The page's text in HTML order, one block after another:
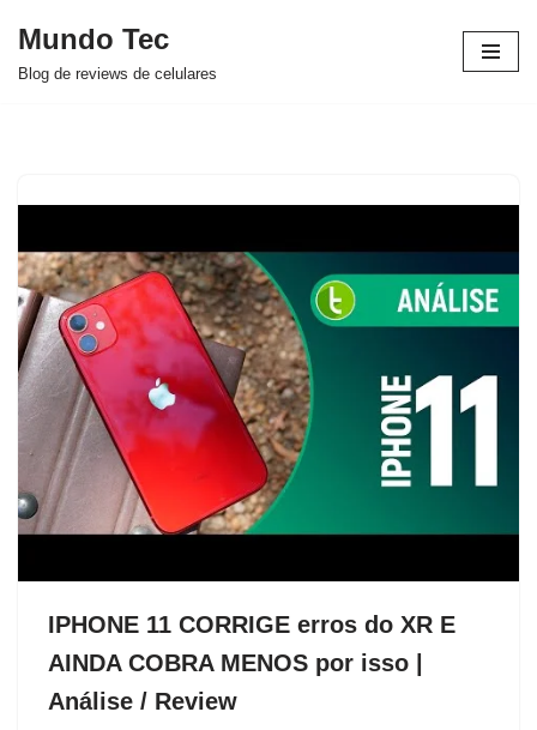
Avançar
Mundo Tec
Blog de reviews de celulares
IPHONE 11 CORRIGE erros do XR E
AINDA COBRA MENOS por isso |
Análise / Review